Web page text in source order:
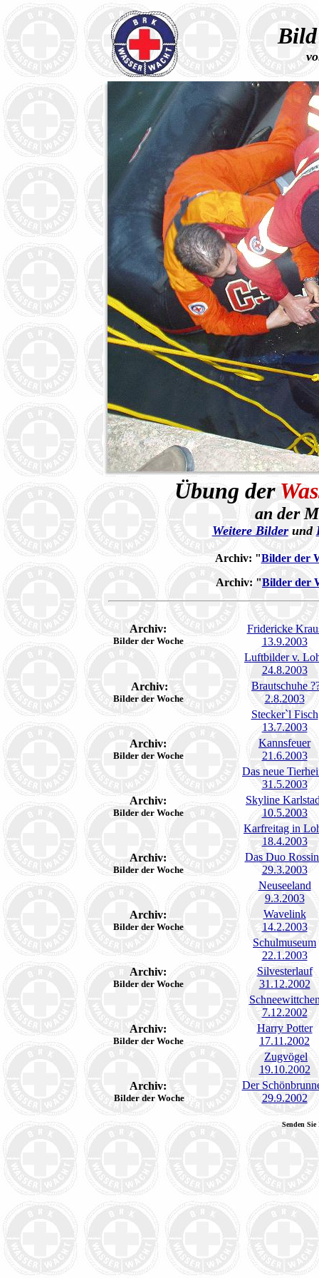
Bild
Übung der
an der
Weitere Bilderund
Archiv: "Bilder der
Archiv: "Bilder der
Archiv:
Bilder der Woche
Fridericke
13.9.2003
Luftbilder v.
24.8.2003
Archiv:
Bilder der Woche
Brautschuhe
2.8.2003
Stecker`l Fisch
13.7.2003
Archiv:
Bilder der Woche
Kannsfeuer
21.6.2003
Das neue
31.5.2003
Archiv:
Bilder der Woche
Skyline
10.5.2003
Karfreitag in
18.4.2003
Archiv:
Bilder der Woche
Das Duo
29.3.2003
Neuseeland
9.3.2003
Archiv:
Bilder der Woche
Wavelink
14.2.2003
Schulmuseum
22.1.2003
Archiv:
Bilder der Woche
Silvesterlauf
31.12.2002
7.12.2002
Archiv:
Bilder der Woche
Harry Potter
17.11.2002
Zugvögel
19.10.2002
Archiv:
Bilder der Wocheche
Der
29.9.2002
Senden